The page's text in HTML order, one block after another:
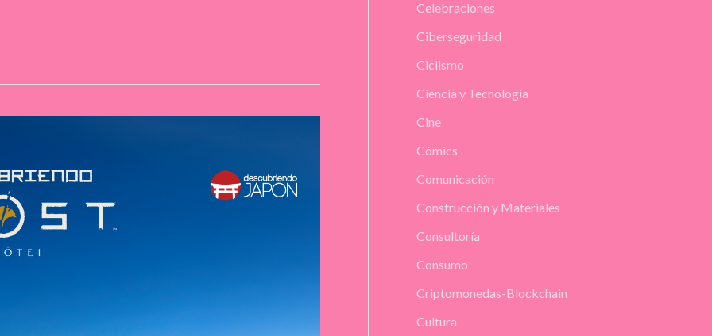
Celebraciones
Ciberseguridad
Ciclismo
Ciencia y Tecnología
Cine
Cómics
Comunicación
Construcción y Materiales
Consultoría
Consumo
Criptomonedas-Blockchain
Cultura